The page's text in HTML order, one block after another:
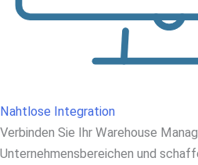
Nahtlose Integration
Verbinden Sie Ihr Warehouse
Unternehmensbereichen und